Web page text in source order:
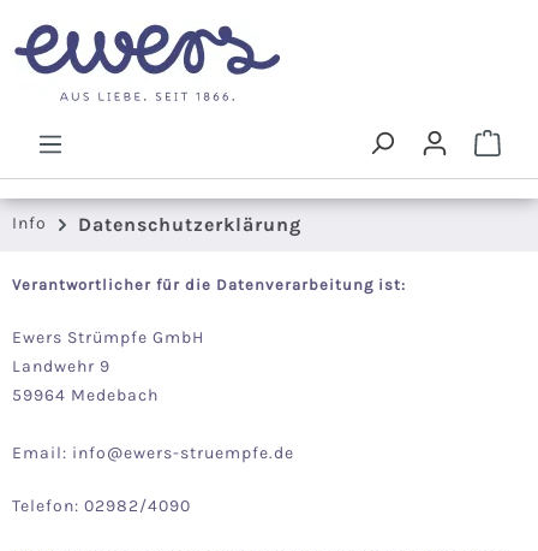
Zum Hauptinhalt springen
Info Datenschutzerklärung
Verantwortlicher für die Datenverarbeitung ist:
Ewers Strümpfe GmbH
Landwehr 9
59964 Medebach
Email: info@ewers-struempfe.de
Telefon: 02982/4090